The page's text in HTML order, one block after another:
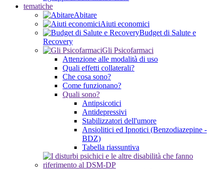
tematiche
Abitare
Aiuti economici
Budget di Salute e
Recovery
Gli Psicofarmaci
Attenzione alle modalità di uso
Quali effetti collaterali?
Che cosa sono?
Come funzionano?
Quali sono?
Antipsicotici
Antidepressivi
Stabilizzatori dell'umore
Ansiolitici ed Ipnotici (Benzodiazepine -
BDZ)
Tabella riassuntiva